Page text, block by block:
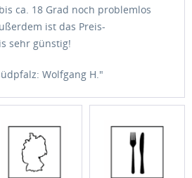
ca. 18 Grad noch problemlos
ist das Preis-
sehr günstig!
Wolfgang H."